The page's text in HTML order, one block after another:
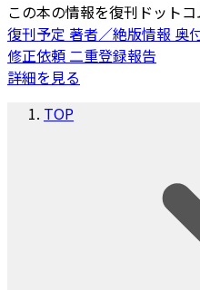
この本の情報を復刊ドット
復刊予定 著者／絶版情報 奥
修正依頼二重登録報告
詳細を見る
TOP